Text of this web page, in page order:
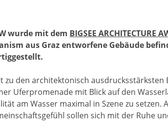
wurde mit dem BIGSEE ARCHITECTURE
aus Graz entworfene Gebäude
zu den architektonisch
Uferpromenade mit Blick auf den
am Wasser maximal in Szene zu
sollen sich mit der Ruhe